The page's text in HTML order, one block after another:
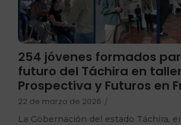
254 jóvenes formados
futuro del Táchira en
Prospectiva y Futuros en
22 de marzo de 2026 /
La Gobernación del estado Táchira,